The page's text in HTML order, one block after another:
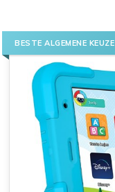
BESTE ALGEMENE KEUZE